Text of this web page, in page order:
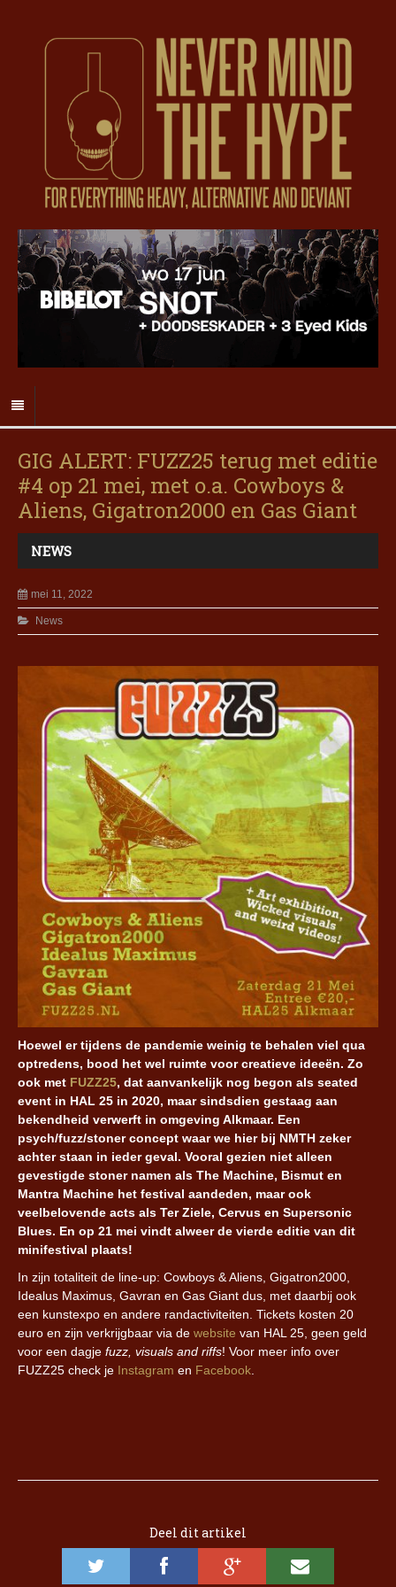
GIG ALERT: FUZZ25 terug met editie
#4 op 21 mei, met o.a. Cowboys &
Aliens, Gigatron2000 en Gas Giant
NEWS
mei 11, 2022
News
Hoewel er tijdens de pandemie weinig te behalen viel qua
optredens, bood het wel ruimte voor creatieve ideeën. Zo
ook met FUZZ25, dat aanvankelijk nog begon als seated
event in HAL 25 in 2020, maar sindsdien gestaag aan
bekendheid verwerft in omgeving Alkmaar. Een
psych/fuzz/stoner concept waar we hier bij NMTH zeker
achter staan in ieder geval. Vooral gezien niet alleen
gevestigde stoner namen als The Machine, Bismut en
Mantra Machine het festival aandeden, maar ook
veelbelovende acts als Ter Ziele, Cervus en Supersonic
Blues. En op 21 mei vindt alweer de vierde editie van dit
minifestival plaats!
In zijn totaliteit de line-up: Cowboys & Aliens, Gigatron2000,
Idealus Maximus, Gavran en Gas Giant dus, met daarbij ook
een kunstexpo en andere randactiviteiten. Tickets kosten 20
euro en zijn verkrijgbaar via de website van HAL 25, geen geld
voor een dagje fuzz, visuals and riffs! Voor meer info over
FUZZ25 check je Instagram en Facebook.
Deel dit artikel